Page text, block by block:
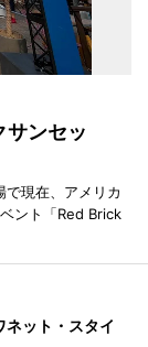
サンセッ
で現在、アメリカ
ント「Red Brick
ット・スタイ